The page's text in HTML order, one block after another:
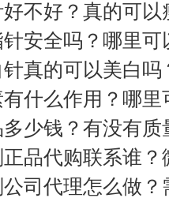
不好？真的可
安全吗？哪里
真的可以美白
什么作用？哪
少钱？有没有
品代购联系谁
司代理怎么做